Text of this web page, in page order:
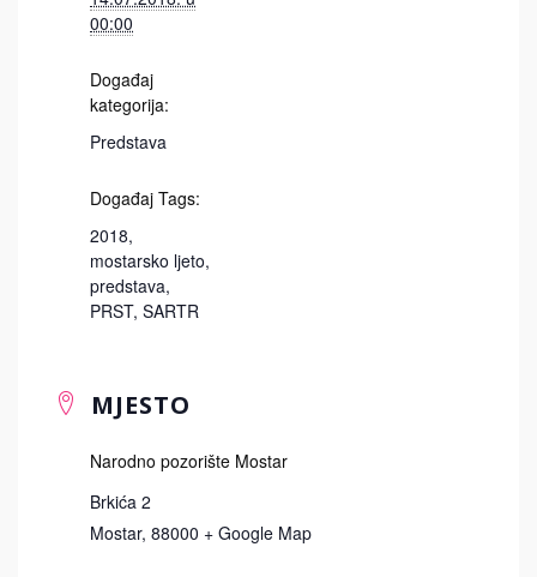
00:00
Događaj
kategorija:
Predstava
Događaj Tags:
2018,
mostarsko ljeto,
predstava,
PRST, SARTR
MJESTO
Narodno pozorište Mostar
Brkića 2
Mostar, 88000 + Google Map